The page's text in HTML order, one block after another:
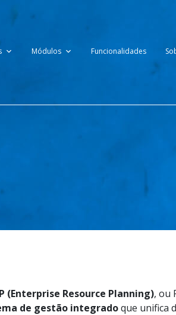
Módulos Funcionalidades
(Enterprise Resource Planning), ou
de gestão integradoque unifica